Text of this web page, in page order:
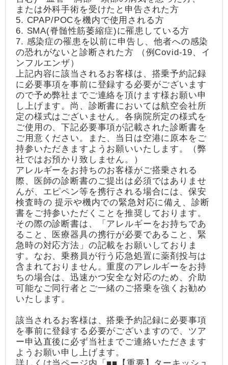
または外科手術を受けたと申告された方
5. CPAP/POCを機内で使用される方
6. SMA(脊髄性筋萎縮症)に罹患している方
7. 感染症の罹患を以前に申告し、他者への感染
の恐れがないと診断された方 （例Covid-19、イ
ンフルエンザ）
上記内容に該当されるお客様は、搭乗予約記録
に必要事項を事前に登録する必要がございます
ので予め弊社までご連絡を頂けます様お願い申
し上げます。尚、診断書においては航空会社所
定の様式はございません。各病院所定の様式を
ご使用の、下記必要事項が記載された診断書を
ご用意ください。また、当日は空港に原本をご
持参いただきますようお願いいたします。（弊
社ではお預かり致しません。）
アレルギーをお持ちのお客様がご搭乗される
際、医師の診断書のご提出は必須ではありませ
んが、エピペン等を携行される場合には、保安
検査時の 提示や機内での緊急対応に備え、診断
書をご持参いただくことを推奨しております。
その際の診断書は、「アレルギーをお持ちであ
ること、医療器具の携行が必要であること、緊
急時の対応方法」の記載をお願いしておりま
す。なお、乗務員が行う応急処置に薬剤投与は
含まれておりません。重度のアレルギーをお持
ちの場合は、迅速かつ安全な対応のため、介助
可能なご同行者とご一緒のご搭乗を強くお勧め
いたします。
該当されるお客様は、搭乗予約記録に必要事項
を事前に登録する必要がございますので、ツア
ー申込直後に必ず当社までご連絡いただきます
ようお願い申し上げます。